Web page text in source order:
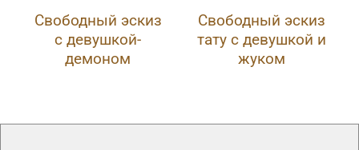
Свободный эскиз
с девушкой-
демоном
Свободный эскиз
тату с девушкой и
жуком